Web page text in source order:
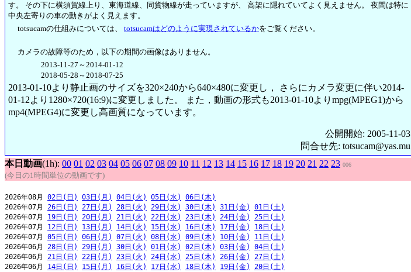
す。 その下に横須賀線上り、東海道線、同貨物線が走っていますが、 高架に隠れていてよく見えません。 夜間は特に
中央左寄りの車の動きがよく見えます。
totsucamの仕組みについては、 totsucamはどのように実現されているかをご覧ください。
カメラの故障等のため，以下の期間の画像はありません。
2013-11-27～2014-01-12
2018-05-28～2018-07-25
2013-01-10より静止画のサイズを320×240から640×480に変更し， さらにカメラ変更に伴い2014-
01-12より1280×720(16:9)に変更しました。 また，動画の形式も2013-01-10よりmpg(MPEG1)から
mp4(MPEG4)に変更し高画質になっています。
公開開始: 2005-11-03
問合せ先: totsucam@yas.mu
本日動画(1h): 00 01 02 03 04 05 06 07 08 09 10 11 12 13 14 15 16 17 18 19 20 21 22 23 006
(今日の1時間単位の動画です)
2026年08月 02日(日) 03日(月) 04日(火) 05日(水)
06日(木)
2026年07月 26日(日) 27日(月) 28日(火) 29日(水) 30日(木) 31日(金)
01日(土)
2026年07月 19日(日) 20日(月) 21日(火) 22日(水) 23日(木) 24日(金)
25日(土)
2026年07月 12日(日) 13日(月) 14日(火) 15日(水) 16日(木) 17日(金)
18日(土)
2026年07月 05日(日) 06日(月) 07日(火) 08日(水) 09日(木) 10日(金)
11日(土)
2026年06月 28日(日) 29日(月) 30日(火) 01日(水) 02日(木) 03日(金)
04日(土)
2026年06月 21日(日) 22日(月) 23日(火) 24日(水) 25日(木) 26日(金)
27日(土)
2026年06月 14日(日) 15日(月) 16日(火) 17日(水) 18日(木) 19日(金)
20日(土)